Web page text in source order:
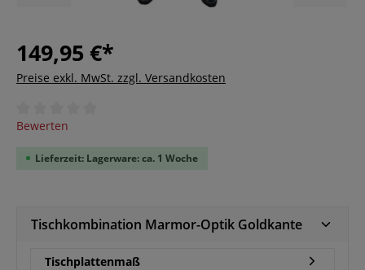
149,95 €*
Preise exkl. MwSt. zzgl. Versandkosten
Durchschnittliche Bewertung von 0 von 5 Sternen
Bewerten
Lieferzeit: Lagerware: ca. 1 Woche
Tischkombination Marmor-Optik Goldkante
Tischplattenmaß